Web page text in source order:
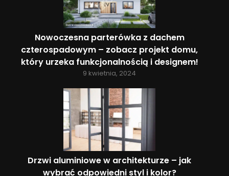
Nowoczesna parterówka z dachem
czterospadowym – zobacz projekt domu,
który urzeka funkcjonalnością i designem!
9 kwietnia, 2024
Drzwi aluminiowe w architekturze – jak
wybrać odpowiedni styl i kolor?